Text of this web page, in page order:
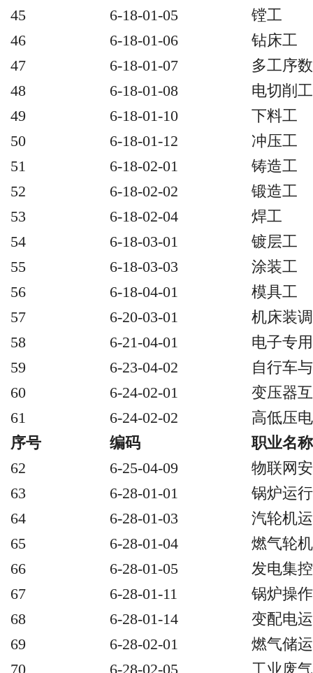
45
6-18-01-05
镗工
46
6-18-01-06
钻床工
47
6-18-01-07
多工序
48
6-18-01-08
电切削工
49
6-18-01-10
下料工
50
6-18-01-12
冲压工
51
6-18-02-01
铸造工
52
6-18-02-02
锻造工
53
6-18-02-04
焊工
54
6-18-03-01
镀层工
55
6-18-03-03
涂装工
56
6-18-04-01
模具工
57
6-20-03-01
机床装
58
6-21-04-01
电子专
59
6-23-04-02
自行车
60
6-24-02-01
变压器
61
6-24-02-02
高低压
序号
编码
职业名
62
6-25-04-09
物联网
63
6-28-01-01
锅炉运
64
6-28-01-03
汽轮机
65
6-28-01-04
燃气轮
66
6-28-01-05
发电集
67
6-28-01-11
锅炉操
68
6-28-01-14
变配电
69
6-28-02-01
燃气储